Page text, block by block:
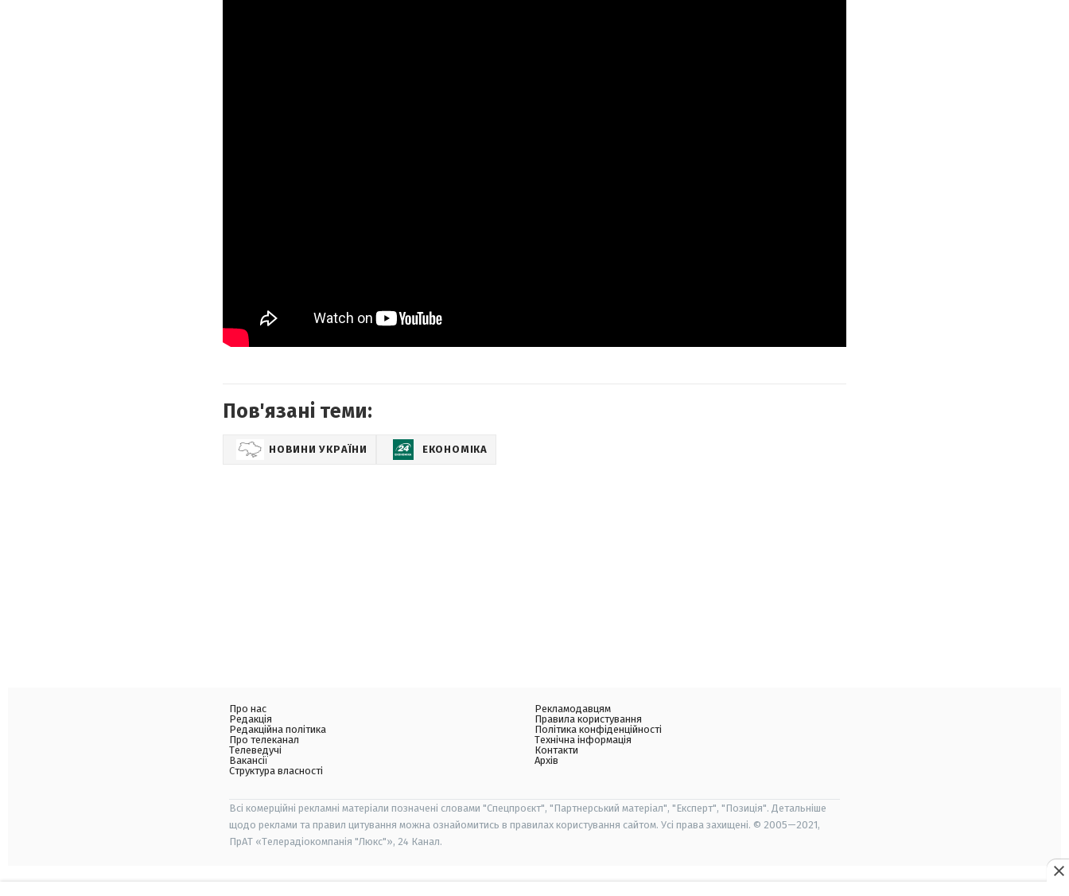
Пов'язані теми:
НОВИНИ УКРАЇНИ ЕКОНОМІКА
Про нас
Редакція
Редакційна політика
Про телеканал
Телеведучі
Вакансії
Структура власності
Рекламодавцям
Правила користування
Політика конфіденційності
Технічна інформація
Контакти
Архів
Всі комерційні рекламні матеріали позначені словами "Спецпроєкт", "Партнерський матеріал", "Експерт", "Позиція". Детальніше
щодо реклами та правил цитування можна ознайомитись в правилах користування сайтом. Усі права захищені. © 2005—2021,
ПрАТ «Телерадіокомпанія "Люкс"», 24 Канал.